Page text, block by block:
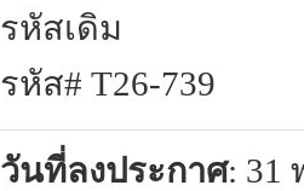
รหัสเดิม
รหัส# T26-739
วันที่ลงประกาศ: 31